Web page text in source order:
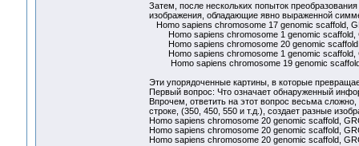
Затем, после нескольких попыток
изображения, обладающие явно выраженной
Homo sapiens chromosome 17 genomic scaffold,
Homo sapiens chromosome 1 genomic scaffold,
Homo sapiens chromosome 20 genomic
Homo sapiens chromosome 1 genomic scaffold,
Homo sapiens chromosome 19 genomic
Эти упорядоченные картины, в которые
Первый вопрос: Что означает обнаруженный
Впрочем, ответить на этот вопрос весьма
строке, (350, 450, 550 и т.д.), создает разные
Homo sapiens chromosome 20 genomic scaffold,
Homo sapiens chromosome 20 genomic scaffold,
Homo sapiens chromosome 20 genomic scaffold,